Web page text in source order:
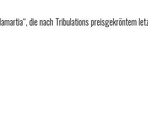
die nach Tribulations preisgekröntem